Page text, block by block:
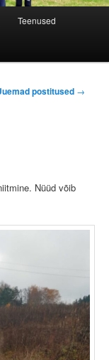
Teenused
postitused →
Nüüd võib